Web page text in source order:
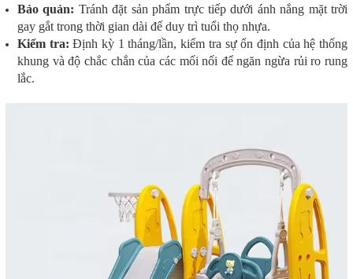
Bảo quản: Tránh đặt sản phẩm trực tiếp dưới ánh nắng mặt trời
gay gắt trong thời gian dài để duy trì tuổi thọ nhựa.
Kiểm tra: Định kỳ 1 tháng/lần, kiểm tra sự ổn định của hệ thống
khung và độ chắc chắn của các mối nối để ngăn ngừa rủi ro rung
lắc.